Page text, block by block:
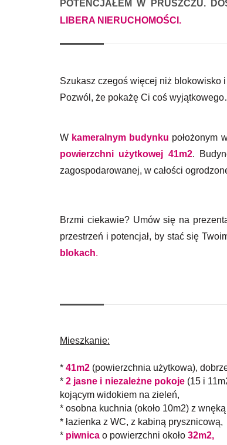
POTENCJAŁEM W PRUSZCZU.
LIBERA NIERUCHOMOŚCI .
Szukasz czegoś więcej niż blokowisko
Pozwól, że pokażę Ci coś
W kameralnym budynku położonym
powierzchni użytkowej 41m2.
zagospodarowanej, w całości
Brzmi ciekawie? Umów się na
przestrzeń i potencjał, by stać się
blokach.
Mieszkanie:
* 41m2 (powierzchnia użytkowa),
*2 jasne i niezależne pokoje (15 i
kojącym widokiem na zieleń,
* osobna kuchnia (około 10m2) z
* łazienka z WC, z kabiną prysznicową,
* piwnica o powierzchni około 32m2,